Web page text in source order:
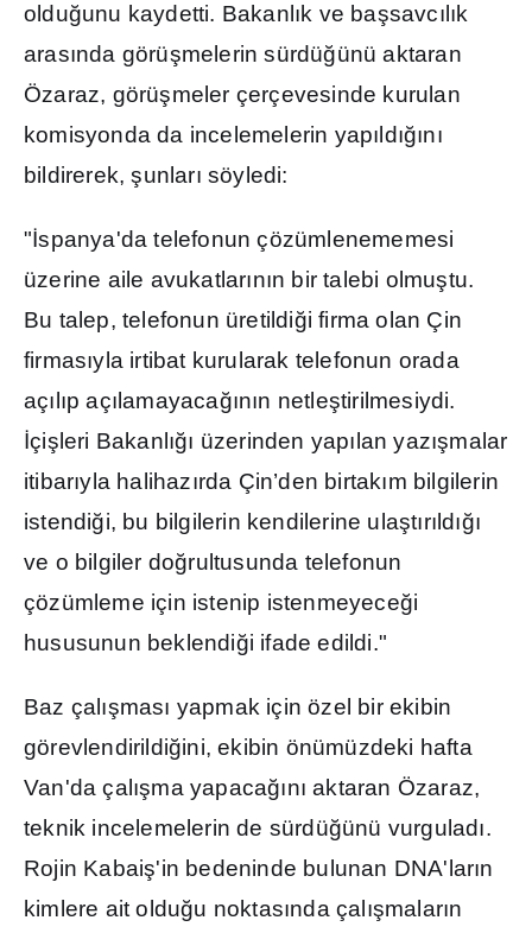
olduğunu kaydetti. Bakanl ık ve başsavcı ık
arasında görüşmelerin sürdüğünü aktaran
Özaraz, görüşmeler çerçevesinde kurulan
komisyonda da incelemelerin yapı ldığını
bildirerek,şunları söyledi:
"İspanya'da telefonun çözümlenememesi
üzerine aile avukatlarının bir talebi olmuştu.
Bu talep, telefonun üretildiği firma olan Çin
firmasıyla irtibat kurularak telefonun orada
açı ıp açı lamayacağının netleştirilmesiydi.
İçiş leri Bakanl ığı üzerinden yapı lan yazışmalar
itibarıyla halihazırda Çin’den birtakım bilgilerin
istendiği, bu bilgilerin kendilerine ulaştırı ldığı
ve o bilgiler doğrultusunda telefonun
çözümleme için istenip istenmeyeceği
hususunun beklendiği ifade edildi."
Baz çal ışması yapmak için özel bir ekibin
görevlendirildiğini, ekibin önümüzdeki hafta
Van'da çal ışma yapacağını aktaran Özaraz,
teknik incelemelerin de sürdüğünü vurguladı.
Rojin Kabaiş'in bedeninde bulunan DNA'ların
kimlere ait olduğu noktasında çal ışmaların